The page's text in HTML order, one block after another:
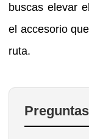
buscas elevar
el accesorio
ruta.